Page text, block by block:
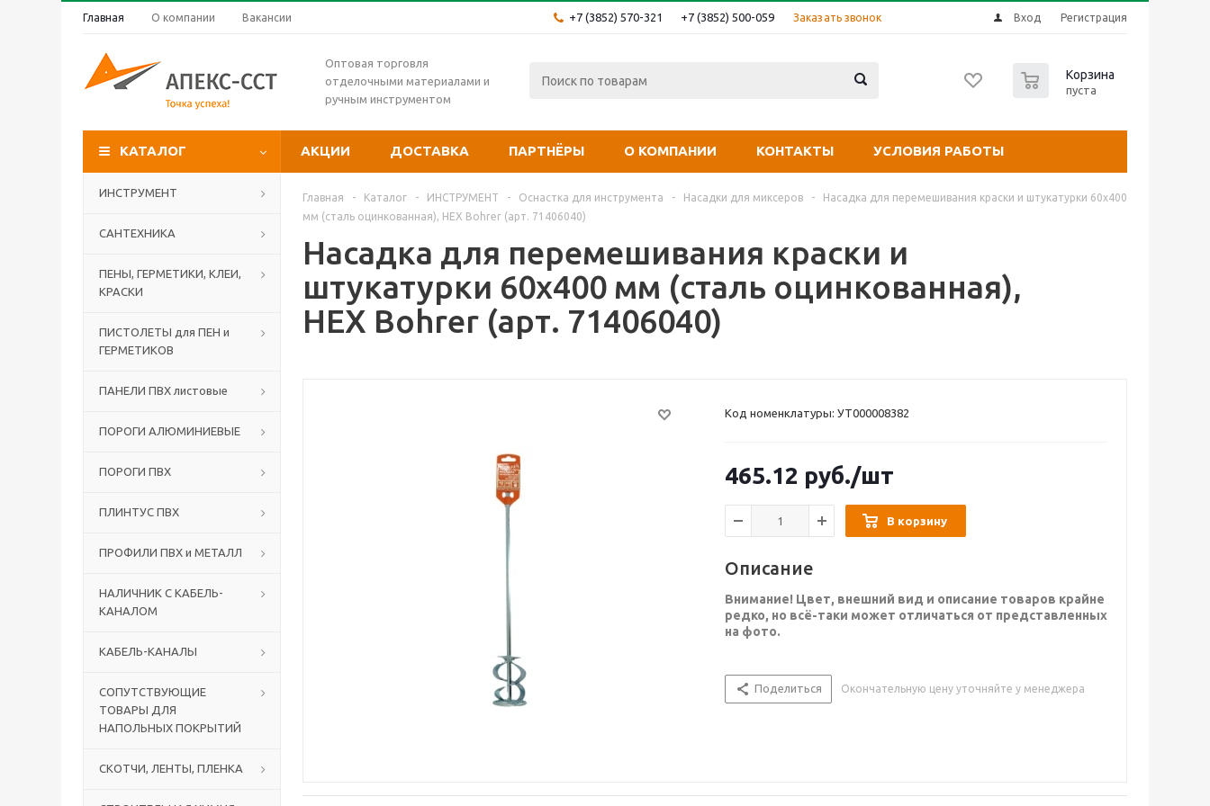
Главная О компании Вакансии +7 (3852) 570-321 +7 (3852) 500-059 Заказать звонок Вход Регистрация
Оптовая торговля
отделочными материалами и
ручным инструментом
Корзина
пуста
КАТАЛОГ АКЦИИ ДОСТАВКА ПАРТНЁРЫ О КОМПАНИИ КОНТАКТЫ УСЛОВИЯ РАБОТЫ
ИНСТРУМЕНТ
САНТЕХНИКА
ПЕНЫ, ГЕРМЕТИКИ, КЛЕИ,
КРАСКИ
ПИСТОЛЕТЫ для ПЕН и
ГЕРМЕТИКОВ
ПАНЕЛИ ПВХ листовые
ПОРОГИ АЛЮМИНИЕВЫЕ
ПОРОГИ ПВХ
ПЛИНТУС ПВХ
ПРОФИЛИ ПВХ и МЕТАЛЛ
НАЛИЧНИК С КАБЕЛЬ-
КАНАЛОМ
КАБЕЛЬ-КАНАЛЫ
СОПУТСТВУЮЩИЕ
ТОВАРЫ ДЛЯ
НАПОЛЬНЫХ ПОКРЫТИЙ
СКОТЧИ, ЛЕНТЫ, ПЛЕНКА
Главная - Каталог - ИНСТРУМЕНТ - Оснастка для инструмента - Насадки для миксеров -
Насадка для перемешивания краски и штукатурки 60х400
мм (сталь оцинкованная), HEX Bohrer (арт. 71406040)
Насадка для перемешивания краски и
штукатурки 60х400 мм (сталь оцинкованная),
HEX Bohrer (арт. 71406040)
Код номенклатуры: УТ000008382
465.12 руб./шт
В корзину
Описание
Внимание! Цвет, внешний вид и описание товаров крайне
редко, но всё-таки может отличаться от представленных
на фото.
Поделиться Окончательную цену уточняйте у менеджера